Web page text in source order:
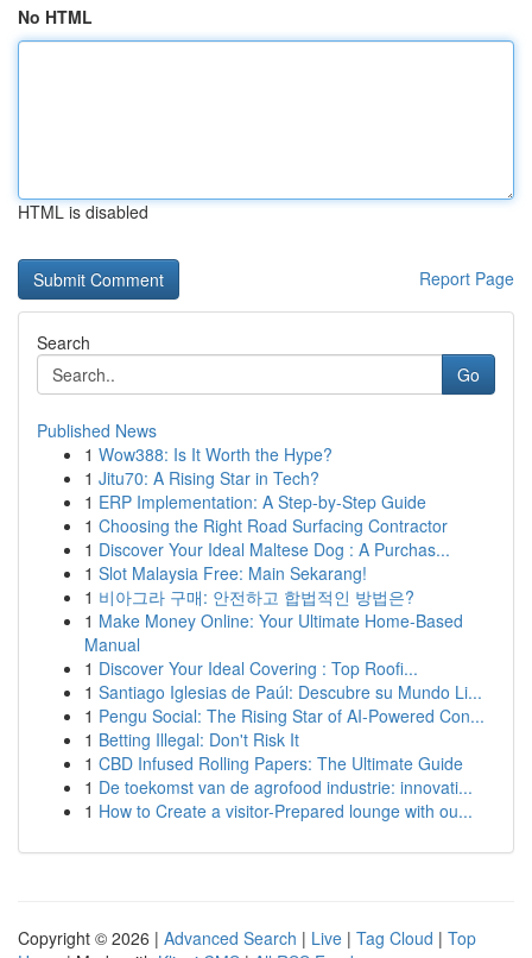
No HTML
HTML is disabled
Report Page
Search
Go
Published News
1 Wow388: Is It Worth the Hype?
1 Jitu70: A Rising Star in Tech?
1 ERP Implementation: A Step-by-Step Guide
1 Choosing the Right Road Surfacing Contractor
1 Discover Your Ideal Maltese Dog : A Purchas...
1 Slot Malaysia Free: Main Sekarang!
1 비아그라 구매: 안전하고 합법적인 방법은?
1 Make Money Online: Your Ultimate Home-Based
Manual
1 Discover Your Ideal Covering : Top Roofi...
1 Santiago Iglesias de Paúl: Descubre su Mundo Li...
1 Pengu Social: The Rising Star of AI-Powered Con...
1 Betting Illegal: Don't Risk It
1 CBD Infused Rolling Papers: The Ultimate Guide
1 De toekomst van de agrofood industrie: innovati...
1 How to Create a visitor-Prepared lounge with ou...
Copyright © 2026 | Advanced Search | Live | Tag Cloud | Top